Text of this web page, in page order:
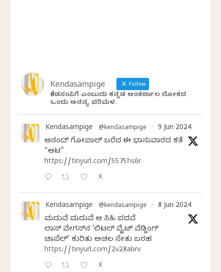
Kendasampige Follow
ಕೆಂಡಸಂಪಿಗೆ ಎಂಬುದು ಕನ್ನಡ ಅಂತರ್ಜಾಲ ಲೋಕದ
ಒಂದು ಅನನ್ಯ ಪರಿಮಳ.
Kendasampige @kendasampige · 9 Jun 2024
ಆನಂದ್‌ ಗೋಪಾಲ್‌ ಬರೆದ ಈ ಭಾನುವಾರದ ಕತೆ
“ಆಟ”
https://tinyurl.com/5575hs6r
X
Kendasampige @kendasampige · 8 Jun 2024
ಮದುವೆ ಮದುವೆ ಆ ಸಿಹಿ ಪದವೆ
ಲಾಸ್‌ ವೇಗಸ್‌ನ ‘ಲಿಟಲ್ ವೈಟ್ ವೆಡ್ಡಿಂಗ್
ಚಾಪೆಲ್’ ಕುರಿತು ಅಚಲ ಸೇತು ಬರಹ
https://tinyurl.com/2v28abrv
X